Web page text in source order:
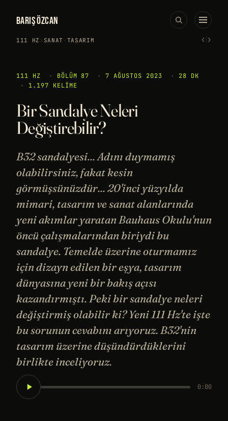
BARIŞ ÖZCAN
111 HZ › SANAT · TASARIM ‹›
111 HZ · BÖLÜM 87 · 7 AĞUSTOS 2023 ·
28 DK
·
1.197 KELIME
Bir Sandalye Neleri
Değiştirebilir?
B32 sandalyesi... Adını duymamış
olabilirsiniz, fakat kesin
görmüşsünüzdür... 20'inci yüzyılda
mimari, tasarım ve sanat alanlarında
yeni akımlar yaratan Bauhaus Okulu'nun
öncü çalışmalarından biriydi bu
sandalye. Temelde üzerine oturmamız
için dizayn edilen bir eşya, tasarım
dünyasına yeni bir bakış açısı
kazandırmıştı. Peki bir sandalye neleri
değiştirmiş olabilir ki? Yeni 111 Hz'te işte
bu sorunun cevabını arıyoruz. B32'nin
tasarım üzerine düşündürdüklerini
birlikte inceliyoruz.
0:00